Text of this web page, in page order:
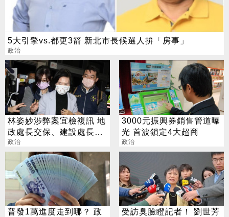
5大引擎vs.都更3箭 新北市長候選人拚「房事」
政治
林姿妙涉弊案宜檢複訊 地
政處長交保、建設處長聲
押
政治
3000元振興券銷售管道曝
光 首波鎖定4大超商
政治
普發1萬進度走到哪？ 政
受訪臭臉瞪記者！ 劉世芳